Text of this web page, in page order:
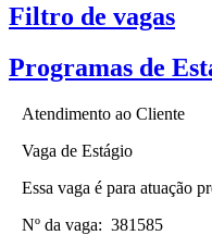
Filtro de vagas
Programas de
Atendimento ao Cliente
Vaga de Estágio
Essa vaga é para atuação
Nº da vaga: 381585